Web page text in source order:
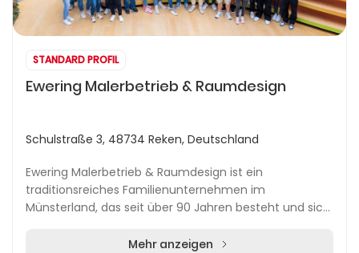
STANDARD PROFIL
Ewering Malerbetrieb & Raumdesign
Schulstraße 3, 48734 Reken, Deutschland
Ewering Malerbetrieb & Raumdesign ist ein
traditionsreiches Familienunternehmen im
Münsterland, das seit über 90 Jahren besteht und sich
Mehr anzeigen